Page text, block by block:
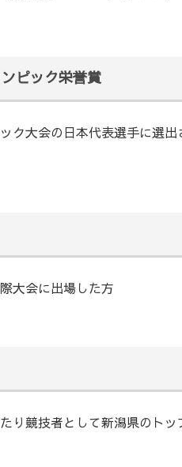
ピック栄誉賞
ク大会の日本代表選手に選出
大会に出場した方
り競技者として新潟県のトッ